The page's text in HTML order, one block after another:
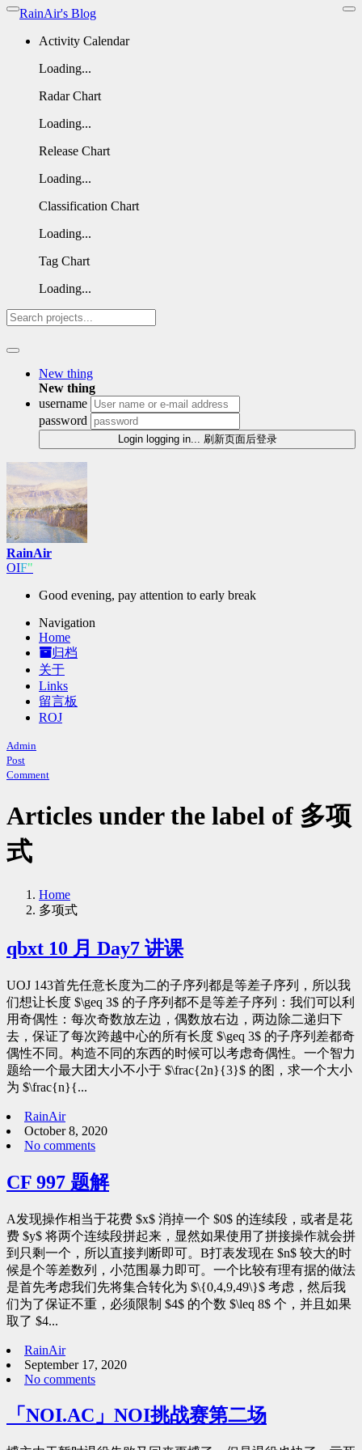
RainAir's Blog
Activity Calendar
Loading...
Radar Chart
Loading...
Release Chart
Loading...
Classification Chart
Loading...
Tag Chart
Loading...
New thing
New thing
username
password
Login logging in... 刷新页面后登录
RainAir
6;m~
Good evening, pay attention to early break
Navigation
Home
归档
关于
Links
留言板
ROJ
Admin
Post
Comment
Articles under the label of 多项
式
Home
多项式
qbxt 10 月 Day7 讲课
UOJ 143首先任意长度为二的子序列都是等差子序列，所以我
们想让长度 $\geq 3$ 的子序列都不是等差子序列：我们可以利
用奇偶性：每次奇数放左边，偶数放右边，两边除二递归下
去，保证了每次跨越中心的所有长度 $\geq 3$ 的子序列差都奇
偶性不同。构造不同的东西的时候可以考虑奇偶性。一个智力
题给一个最大团大小不小于 $\frac{2n}{3}$ 的图，求一个大小
为 $\frac{n}{...
RainAir
October 8, 2020
No comments
CF 997 题解
A发现操作相当于花费 $x$ 消掉一个 $0$ 的连续段，或者是花
费 $y$ 将两个连续段拼起来，显然如果使用了拼接操作就会拼
到只剩一个，所以直接判断即可。B打表发现在 $n$ 较大的时
候是个等差数列，小范围暴力即可。一个比较有理有据的做法
是首先考虑我们先将集合转化为 $\{0,4,9,49\}$ 考虑，然后我
们为了保证不重，必须限制 $4$ 的个数 $\leq 8$ 个，并且如果
取了 $4...
RainAir
September 17, 2020
No comments
「NOI.AC」NOI挑战赛第二场